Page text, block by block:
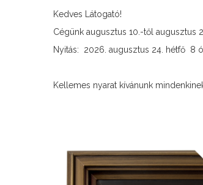
Kedves Látogató!
Cégünk augusztus 10.-től augusztus
Nyitás: 2026. augusztus 24. hétfő 8
Kellemes nyarat kívánunk